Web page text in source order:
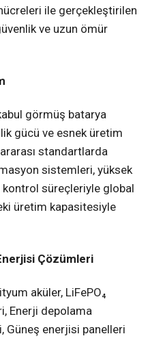
ile gerçekleştirilen
ve uzun ömür
görmüş batarya
gücü ve esnek üretim
standartlarda
sistemleri, yüksek
süreçleriyle global
üretim kapasitesiyle
Çözümleri
aküler, LiFePO₄
Enerji depolama
enerjisi panelleri